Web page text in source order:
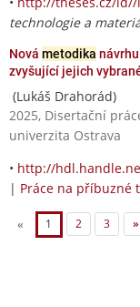
technologie a
Nová metodika
zvyšující jejich
(Lukáš Drahorád)
2025, Disertační
univerzita Ostrava
• http://
| Práce na příbuzné
« 1 2 3 »